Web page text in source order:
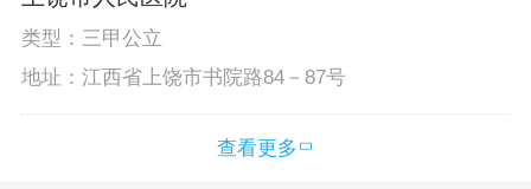
类型：三甲公立
地址：江西省上饶市书院路84－87号
查看更多